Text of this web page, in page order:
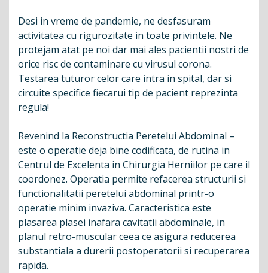
Desi in vreme de pandemie, ne desfasuram
activitatea cu rigurozitate in toate privintele. Ne
protejam atat pe noi dar mai ales pacientii nostri de
orice risc de contaminare cu virusul corona.
Testarea tuturor celor care intra in spital, dar si
circuite specifice fiecarui tip de pacient reprezinta
regula!
Revenind la Reconstructia Peretelui Abdominal –
este o operatie deja bine codificata, de rutina in
Centrul de Excelenta in Chirurgia Herniilor pe care il
coordonez. Operatia permite refacerea structurii si
functionalitatii peretelui abdominal printr-o
operatie minim invaziva. Caracteristica este
plasarea plasei inafara cavitatii abdominale, in
planul retro-muscular ceea ce asigura reducerea
substantiala a durerii postoperatorii si recuperarea
rapida.